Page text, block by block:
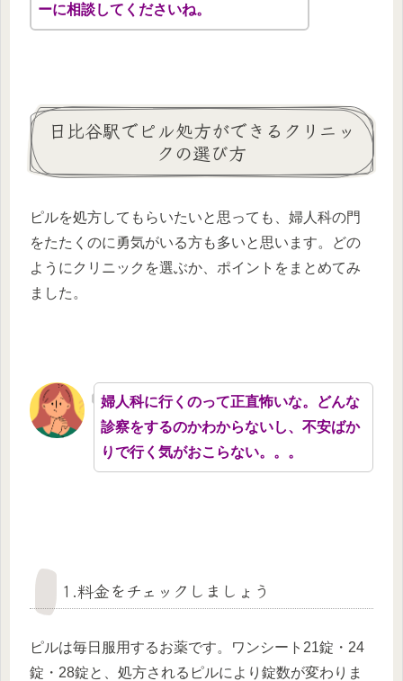
ーに相談してくださいね。
日比谷駅でピル処方ができるクリニッ
クの選び方
ピルを処方してもらいたいと思っても、婦人科の門
をたたくのに勇気がいる方も多いと思います。どの
ようにクリニックを選ぶか、ポイントをまとめてみ
ました。
婦人科に行くのって正直怖いな。どんな
診察をするのかわからないし、不安ばか
りで行く気がおこらない。。。
1.料金をチェックしましょう
ピルは毎日服用するお薬です。ワンシート21錠・24
錠・28錠と、処方されるピルにより錠数が変わりま